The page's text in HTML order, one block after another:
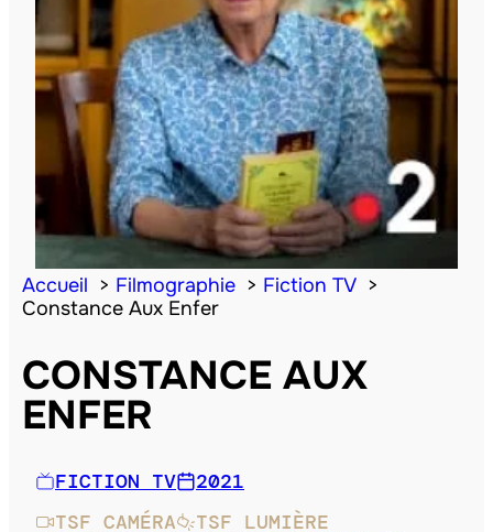
Accueil Filmographie
Fiction TV
Constance Aux Enfer
CONSTANCE AUX
ENFER
FICTION TV
2021
TSF CAMÉRA
TSF LUMIÈRE